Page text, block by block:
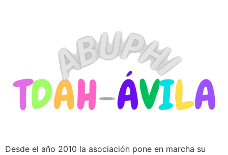
Desde el año 2010 la asociación pone en marcha su